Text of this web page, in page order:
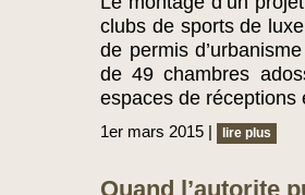
clubs de sports de
de permis
de 49 chambres
espaces de
1er mars 2015 | lire plus
Quand l’autorite